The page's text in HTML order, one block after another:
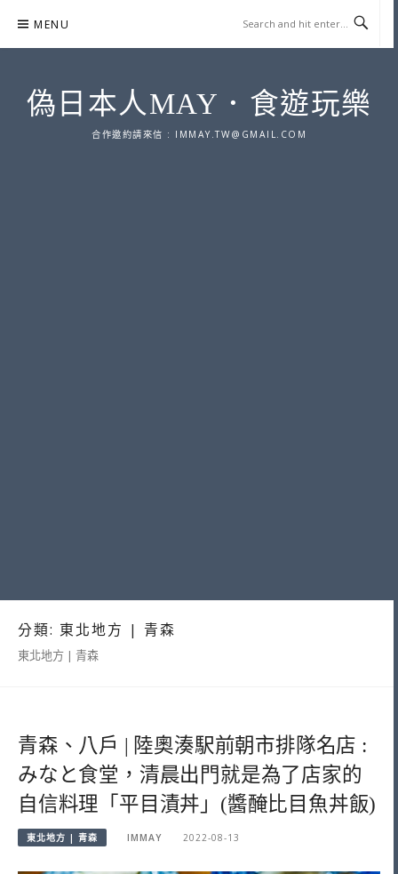
content
MENU
偽日本人MAY．食遊玩樂
合作邀約請來信 : IMMAY.TW@GMAIL.COM
分類: 東北地方 | 青森
東北地方 | 青森
青森、八戶 | 陸奧湊駅前朝市排隊名店 :
みなと食堂，清晨出門就是為了店家的
自信料理「平目漬丼」(醬醃比目魚丼飯)
東北地方 | 青森 IMMAY 2022-08-13